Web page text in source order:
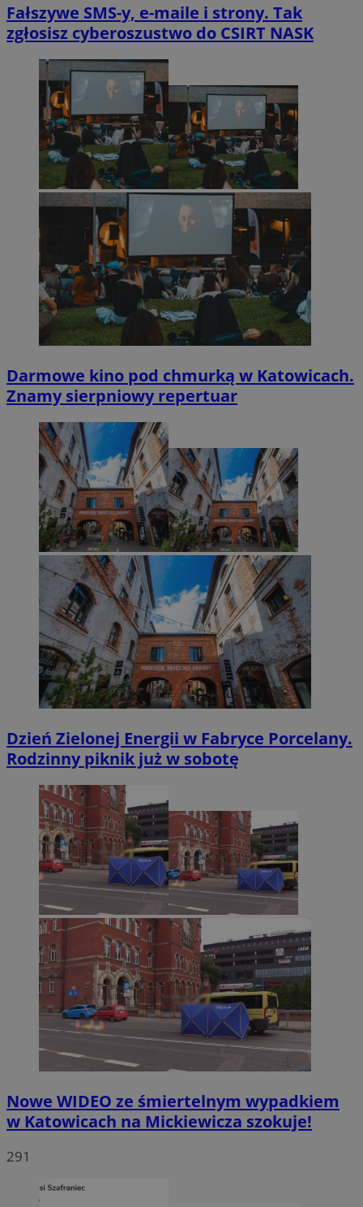
Fałszywe SMS-y, e-maile i strony. Tak
zgłosisz cyberoszustwo do CSIRT NASK
Darmowe kino pod chmurką w Katowicach.
Znamy sierpniowy repertuar
Dzień Zielonej Energii w Fabryce Porcelany.
Rodzinny piknik już w sobotę
Nowe WIDEO ze śmiertelnym wypadkiem
w Katowicach na Mickiewicza szokuje!
291